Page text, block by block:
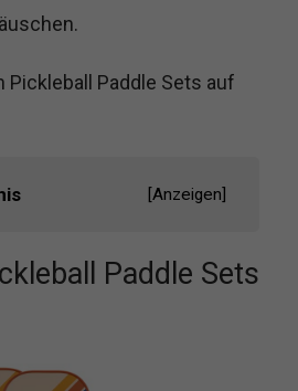
Pickleball Paddle Sets auf
[Anzeigen]
Paddle Sets